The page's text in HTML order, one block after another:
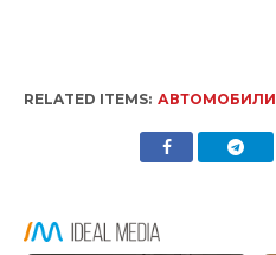
RELATED ITEMS: АВТОМОБИЛИ